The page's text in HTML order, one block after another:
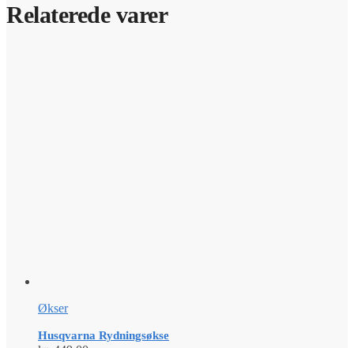
Relaterede varer
Økser
Husqvarna Rydningsøkse